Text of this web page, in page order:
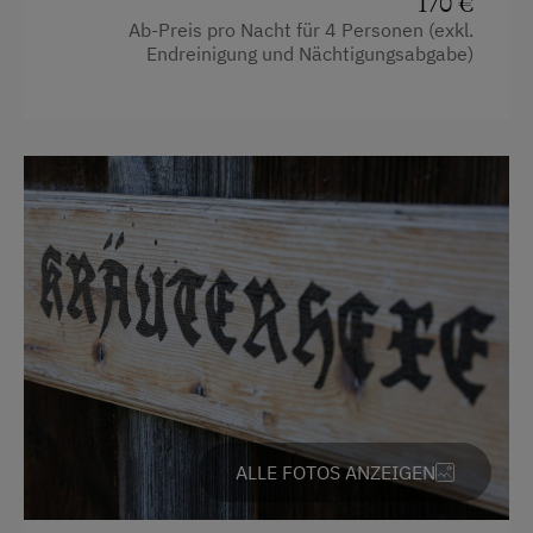
Kaffeemaschine
Verpflegung
Ohne Verpflegung
eigene Trinkwasserquelle
Service
Transfer Bahnhof
Transfer Skilift
Neubau
Doppelbett (Kingsize)
Ausziehcouch
Ab-Preis pro Nacht für 4 Personen (exkl.
Endreinigung und Nächtigungsabgabe)
ALLE FOTOS ANZEIGEN